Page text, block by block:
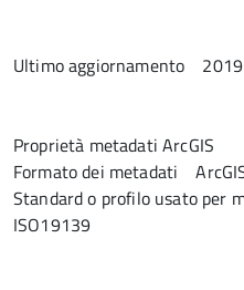
Ultimo aggiornamento
Proprietà metadati ArcGIS
Formato dei metadati
Standard o profilo usato per
ISO19139